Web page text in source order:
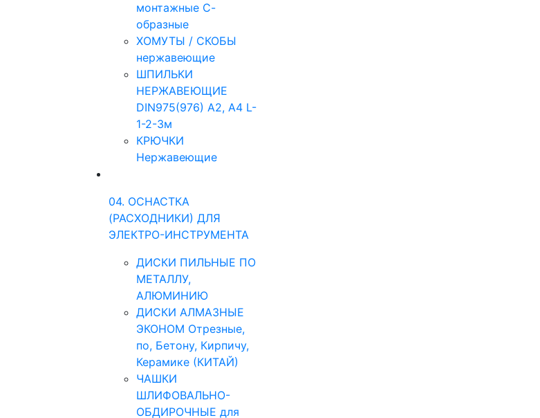
монтажные С-
образные
ХОМУТЫ / СКОБЫ
нержавеющие
ШПИЛЬКИ
НЕРЖАВЕЮЩИЕ
DIN975(976) A2, А4 L-
1-2-3м
КРЮЧКИ
Нержавеющие
04. ОСНАСТКА
(РАСХОДНИКИ) ДЛЯ
ЭЛЕКТРО-ИНСТРУМЕНТА
ДИСКИ ПИЛЬНЫЕ ПО
МЕТАЛЛУ,
АЛЮМИНИЮ
ДИСКИ АЛМАЗНЫЕ
ЭКОНОМ Отрезные,
по, Бетону, Кирпичу,
Керамике (КИТАЙ)
ЧАШКИ
ШЛИФОВАЛЬНО-
ОБДИРОЧНЫЕ для